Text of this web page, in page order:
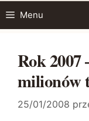
Menu
Rok
milionów
25/01/2008